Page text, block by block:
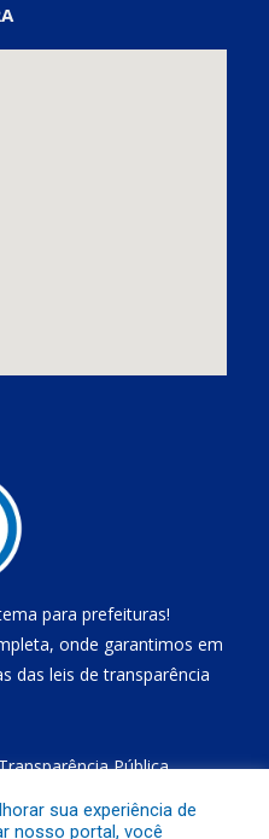
para prefeituras!
onde garantimos em
das leis de transparência
Pública
sua experiência de
nosso portal, você